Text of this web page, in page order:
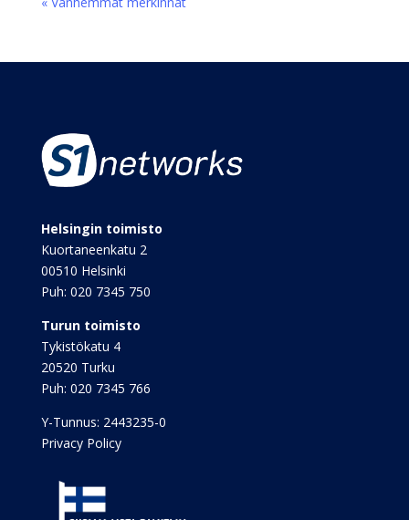
Helsingin toimisto
Kuortaneenkatu 2
00510 Helsinki
Puh: 020 7345 750
Turun toimisto
Tykistökatu 4
20520 Turku
Puh: 020 7345 766
Y-Tunnus: 2443235-0
Privacy Policy